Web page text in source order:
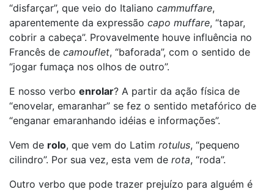
“disfarçar”, que veio do Italiano cammuffare,
aparentemente da expressão capo muffare, “tapar,
cobrir a cabeça”. Provavelmente houve influência no
Francês de camouflet, “baforada”, com o sentido de
“jogar fumaça nos olhos de outro”.
E nosso verbo enrolar? A partir da ação física de
“enovelar, emaranhar” se fez o sentido metafórico de
“enganar emaranhando idéias e informações”.
Vem de rolo, que vem do Latim rotulus, “pequeno
cilindro”. Por sua vez, esta vem de rota, “roda”.
Outro verbo que pode trazer prejuízo para alguém é